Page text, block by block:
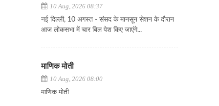
10 Aug, 2026 08:37
नई दिल्ली, 10 अगस्त - संसद के मानसून सेशन के दौरान
आज लोकसभा में चार बिल पेश किए जाएंगे...
माणिक मोती
10 Aug, 2026 08:00
माणिक मोती